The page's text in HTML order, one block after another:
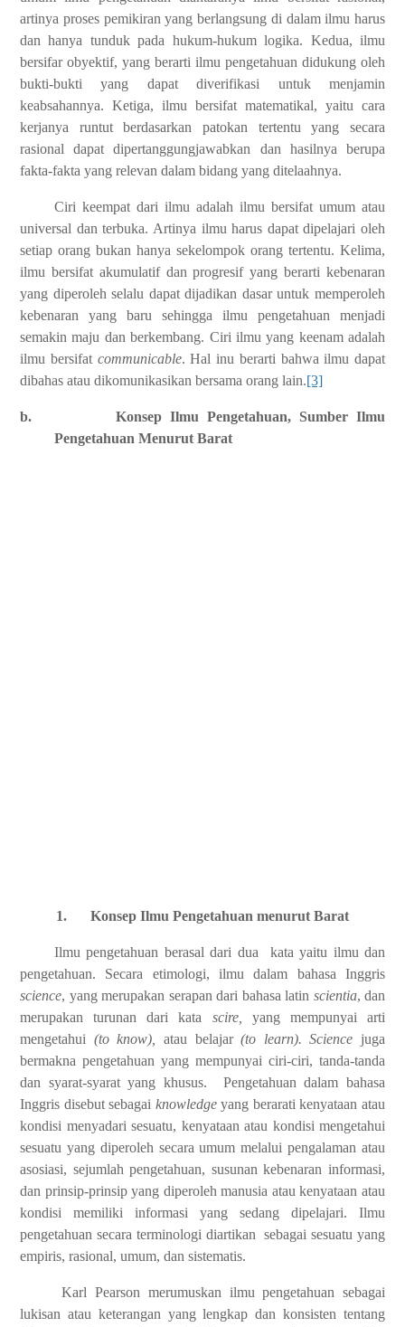
artinya proses pemikiran yang berlangsung di dalam ilmu harus
dan hanya tunduk pada hukum-hukum logika. Kedua, ilmu
bersifar obyektif, yang berarti ilmu pengetahuan didukung oleh
bukti-bukti yang dapat diverifikasi untuk menjamin
keabsahannya. Ketiga, ilmu bersifat matematikal, yaitu cara
kerjanya runtut berdasarkan patokan tertentu yang secara
rasional dapat dipertanggungjawabkan dan hasilnya berupa
fakta-fakta yang relevan dalam bidang yang ditelaahnya.
Ciri keempat dari ilmu adalah ilmu bersifat umum atau
universal dan terbuka. Artinya ilmu harus dapat dipelajari oleh
setiap orang bukan hanya sekelompok orang tertentu. Kelima,
ilmu bersifat akumulatif dan progresif yang berarti kebenaran
yang diperoleh selalu dapat dijadikan dasar untuk memperoleh
kebenaran yang baru sehingga ilmu pengetahuan menjadi
semakin maju dan berkembang. Ciri ilmu yang keenam adalah
ilmu bersifat communicable. Hal inu berarti bahwa ilmu dapat
dibahas atau dikomunikasikan bersama orang lain.[3]
b.
Konsep Ilmu Pengetahuan, Sumber Ilmu
Pengetahuan Menurut Barat
1. Konsep Ilmu Pengetahuan menurut Barat
Ilmu pengetahuan berasal dari dua kata yaitu ilmu dan
pengetahuan. Secara etimologi, ilmu dalam bahasa Inggris
science, yang merupakan serapan dari bahasa latin scientia, dan
merupakan turunan dari kata scire,
yang mempunyai arti
mengetahui (to know), atau belajar(to learn). Science juga
bermakna pengetahuan yang mempunyai ciri-ciri, tanda-tanda
dan syarat-syarat yang khusus. Pengetahuan dalam bahasa
Inggris disebut sebagai knowledgeyang berarati kenyataan atau
kondisi menyadari sesuatu, kenyataan atau kondisi mengetahui
sesuatu yang diperoleh secara umum melalui pengalaman atau
asosiasi, sejumlah pengetahuan, susunan kebenaran informasi,
dan prinsip-prinsip yang diperoleh manusia atau kenyataan atau
kondisi memiliki informasi yang sedang dipelajari. Ilmu
pengetahuan secara terminologi diartikan sebagai sesuatu yang
empiris, rasional, umum, dan sistematis.
Karl Pearson merumuskan ilmu pengetahuan sebagai
lukisan atau keterangan yang lengkap dan konsisten tentang